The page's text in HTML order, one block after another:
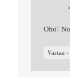
Oho!
Vastaa ↓